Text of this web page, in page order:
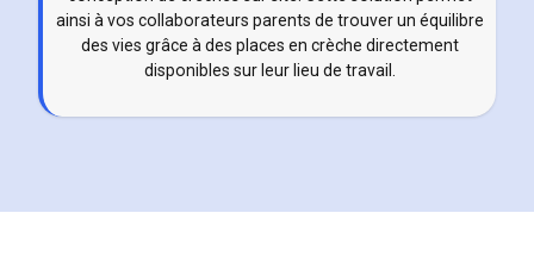
ainsi à vos collaborateurs parents de trouver un équilibre
des vies grâce à des places en crèche directement
disponibles sur leur lieu de travail.